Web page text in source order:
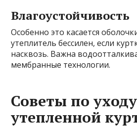
Влагоустойчивость
Особенно это касается
утеплитель бессилен, если
насквозь. Важна
мембранные технологии.
Советы по
утепленной